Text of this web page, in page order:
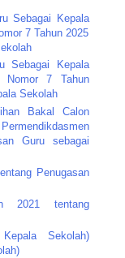
Sebagai Kepala
7 Tahun 2025
Sebagai Kepala
Nomor 7 Tahun
Sekolah
Bakal Calon
Guru sebagai
Penugasan
2021 tentang
Sekolah)